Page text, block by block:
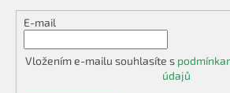
v
s
u
E-mail
Vložením e-mailu souhlasíte s
údajů